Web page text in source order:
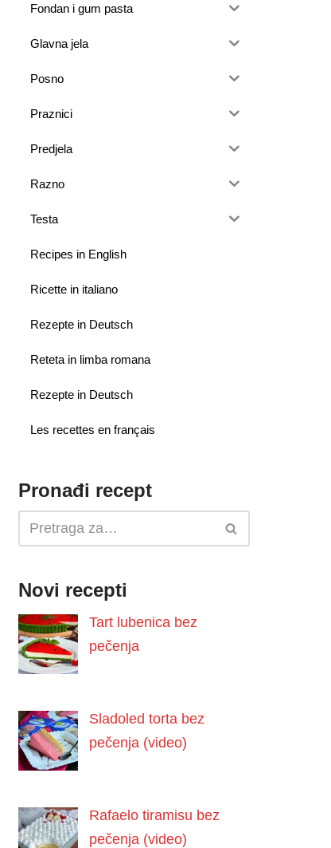
Fondan i gum pasta
Glavna jela
Posno
Praznici
Predjela
Razno
Testa
Recipes in English
Ricette in italiano
Rezepte in Deutsch
Reteta in limba romana
Rezepte in Deutsch
Les recettes en français
Pronađi recept
Novi recepti
Tart lubenica bez
pečenja
Sladoled torta bez
pečenja (video)
Rafaelo tiramisu bez
pečenja (video)